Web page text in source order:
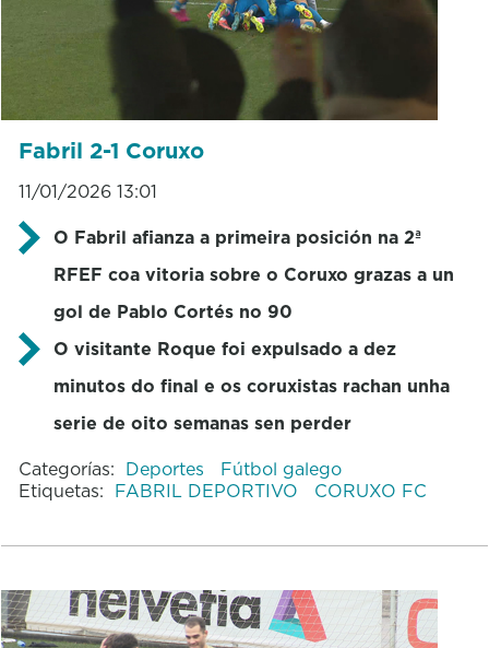
Fabril 2-1 Coruxo
11/01/2026 13:01
O Fabril afianza a primeira posición na 2ª
RFEF coa vitoria sobre o Coruxo grazas a un
gol de Pablo Cortés no 90
O visitante Roque foi expulsado a dez
minutos do final e os coruxistas rachan unha
serie de oito semanas sen perder
Categorías: Deportes
Fútbol galego
Etiquetas: FABRIL DEPORTIVO CORUXO FC